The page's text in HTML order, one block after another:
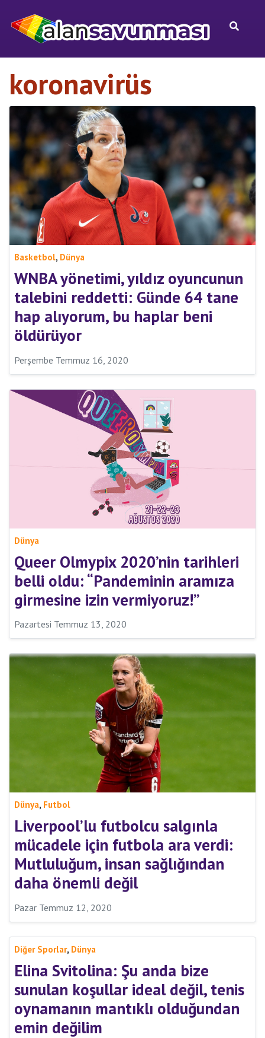
koronavirüs
Basketbol, Dünya
WNBA yönetimi, yıldız oyuncunun
talebini reddetti: Günde 64 tane
hap alıyorum, bu haplar beni
öldürüyor
Perşembe Temmuz 16, 2020
Dünya
Queer Olmypix 2020’nin tarihleri
belli oldu: “Pandeminin aramıza
girmesine izin vermiyoruz!”
Pazartesi Temmuz 13, 2020
Dünya, Futbol
Liverpool’lu futbolcu salgınla
mücadele için futbola ara verdi:
Mutluluğum, insan sağlığından
daha önemli değil
Pazar Temmuz 12, 2020
Diğer Sporlar, Dünya
Elina Svitolina: Şu anda bize
sunulan koşullar ideal değil, tenis
oynamanın mantıklı olduğundan
emin değilim